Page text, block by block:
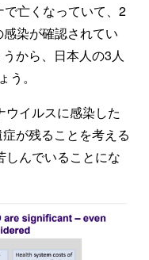
亡くなっていて、2
染が確認されてい
から、日本人の3人
。
ウイルスに感染した
が残ることを考える
しんでいることにな